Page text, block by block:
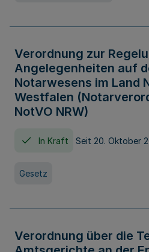
Verordnung zur
Angelegenheiten auf
Notarwesens im Land
Westfalen
NotVO NRW)
In Kraft Seit 20. Oktober
Gesetz
Verordnung über die